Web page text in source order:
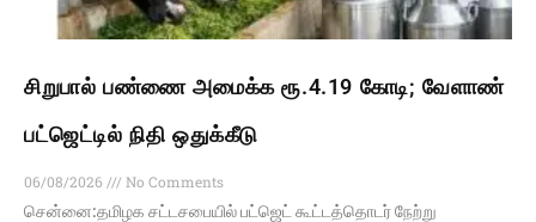
சிறுபால் பண்ணை அமைக்க ரூ.4.19 கோடி; வேளாண்
பட்ஜெட்டில் நிதி ஒதுக்கீடு
06/08/2026
No Comments
சென்னை:தமிழக சட்டசபையில் பட்ஜெட் கூட்டத்தொடர் நேற்று